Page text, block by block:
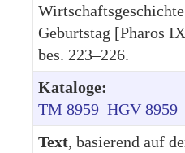
Geburtstag [Pharos
bes. 223–226.
Kataloge:
TM 8959 HGV 8959
Text, basierend auf